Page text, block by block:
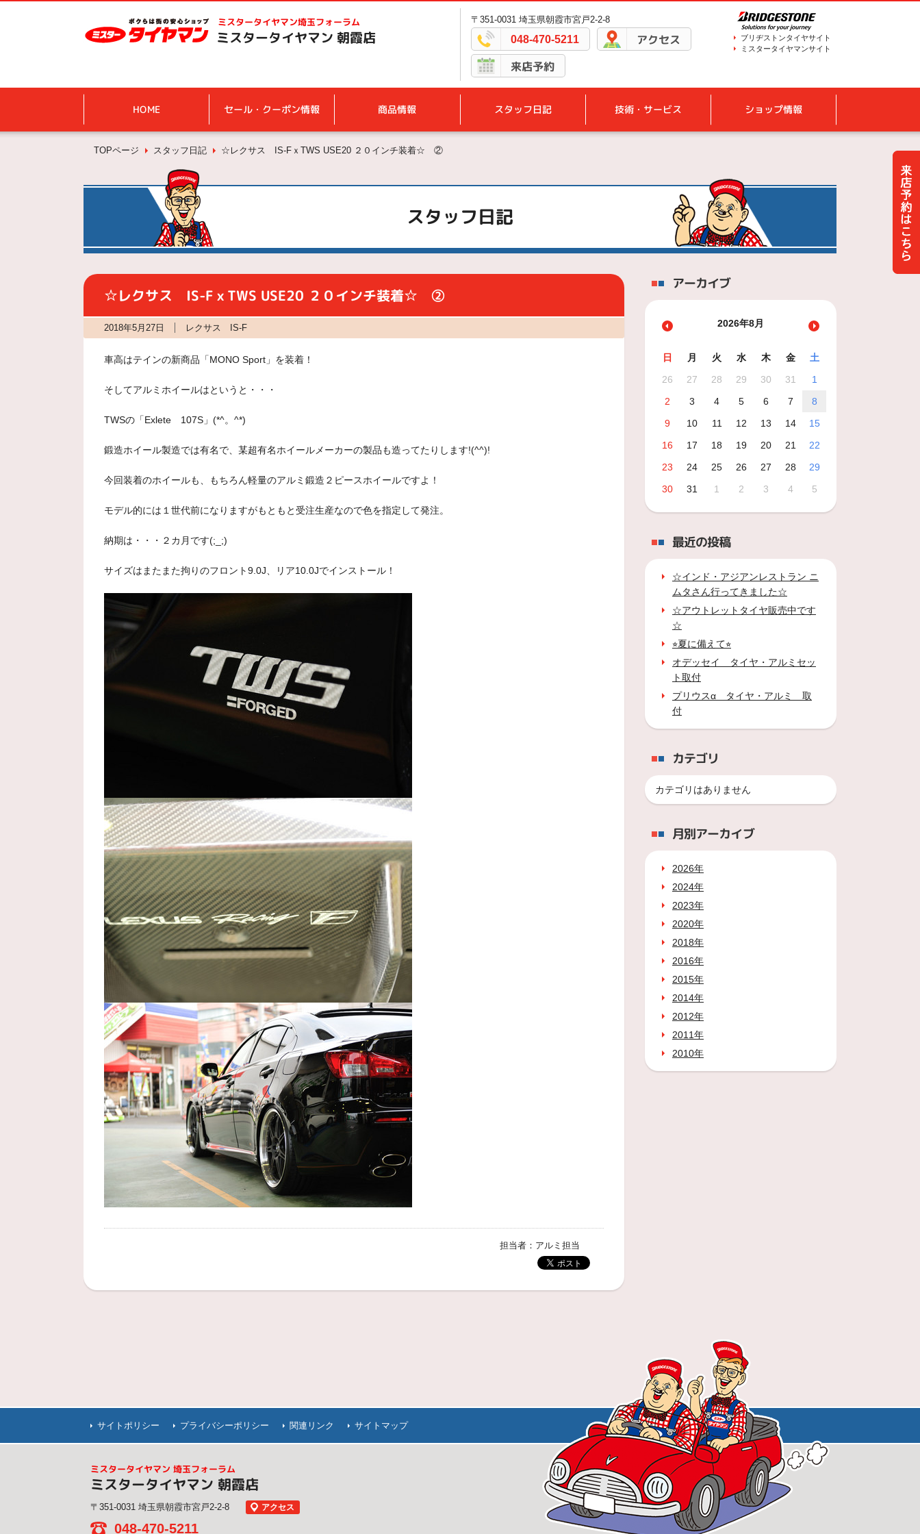
ミスタータイヤマン埼玉フォーラム
ミスタータイヤマン 朝霞店
〒351-0031 埼玉県朝霞市宮戸2-2-8
048-470-5211 アクセス
来店予約
ブリヂストンタイヤサイト
ミスタータイヤマンサイト
HOME セール・クーポン情報 商品情報 スタッフ日記 技術・サービス ショップ情報
TOPページ スタッフ日記 ☆レクサス IS-FｘTWS USE20 ２０インチ装着☆ ②
スタッフ日記
☆レクサス IS-FｘTWS USE20 ２０インチ装着☆ ②
2018年5月27日 レクサス IS-F
車高はテインの新商品「MONO Sport」を装着！
そしてアルミホイールはというと・・・
TWSの「Exlete 107S」(*^。^*)
鍛造ホイール製造では有名で、某超有名ホイールメーカーの製品も造ってたりします!(^^)!
今回装着のホイールも、もちろん軽量のアルミ鍛造２ピースホイールですよ！
モデル的には１世代前になりますがもともと受注生産なので色を指定して発注。
納期は・・・２カ月です(;_;)
サイズはまたまた拘りのフロント9.0J、リア10.0Jでインストール！
担当者：アルミ担当
アーカイブ
2026年8月
日 月 火 水 木 金
土
26
27 28 29 30 31
1
2
3 4 5 6 7
8
9
10 11 12 13 14
15
16
17 18 19 20 21
22
23
24 25 26 27 28
29
30
31 1 2 3 4 5
最近の投稿
☆インド・アジアンレストラン ニ
ムタさん行ってきました☆
☆アウトレットタイヤ販売中です
☆
⭐︎夏に備えて⭐︎
オデッセイ タイヤ・アルミセッ
ト取付
プリウスα タイヤ・アルミ 取
付
カテゴリ
カテゴリはありません
月別アーカイブ
2026年
2024年
2023年
2020年
2018年
2016年
2015年
2014年
2012年
2011年
2010年
サイトポリシー プライバシーポリシー 関連リンク サイトマップ
ミスタータイヤマン 埼玉フォーラム
ミスタータイヤマン 朝霞店
〒351-0031 埼玉県朝霞市宮戸2-2-8 アクセス
048-470-5211